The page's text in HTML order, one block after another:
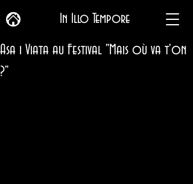
In Illo Tempore
Asa i Viata au Festival "Mais où va t'on
?"